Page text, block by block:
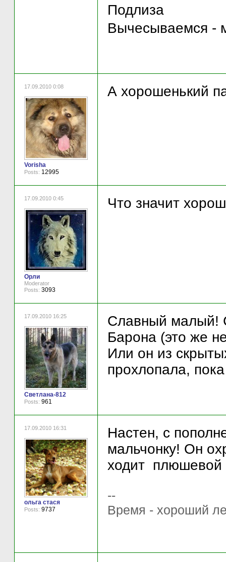
Подлиза
Вычесываемся -
17.09.2010 0:08
Vorisha
Posts: 12995
А хорошенький
17.09.2010 0:45
Орли
Moderator
Posts: 3093
Что значит
17.09.2010 16:25
Светлана-812
Posts: 961
Славный малый!
Барона (это же
Или он из
прохлопала,
17.09.2010 16:31
ольга стася
Posts: 9737
Настен, с
мальчонку! Он
ходит плюшевой
--
Время - хороший